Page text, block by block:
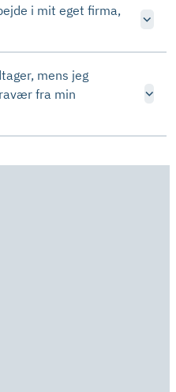
i mit eget firma,
mens jeg
fra min